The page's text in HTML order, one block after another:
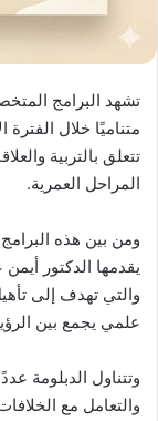
تشهد البرامج
متناميًا خلال
تتعلق بالتربية
المراحل العمرية.
ومن بين هذه
يقدمها الدكتور
والتي تهدف إلى
علمي يجمع بين
وتتناول الدبلومة
والتعامل مع